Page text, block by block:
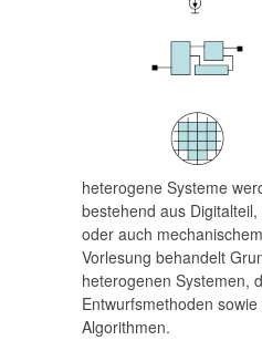
heterogene Systeme
bestehend aus
oder auch
Vorlesung behandelt
heterogenen Systemen,
Entwurfsmethoden
Algorithmen.